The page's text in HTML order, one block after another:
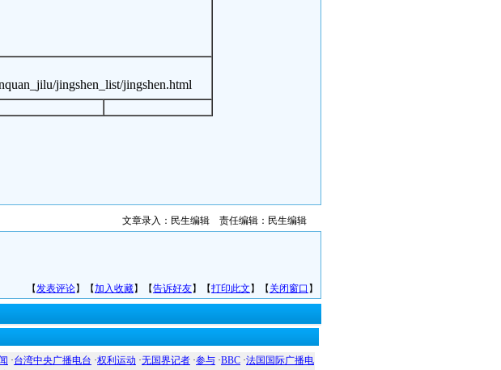
jingshen_list/jingshen.html
文章录入：民生编辑 责任编辑：民生编辑
【发表评论】【加入收藏】【告诉好友】【打印此文 】【 关闭窗口 】
·台湾中央广播电台 ·权利运动 ·无国界记者 ·参与 ·BBC ·法国国际广播电